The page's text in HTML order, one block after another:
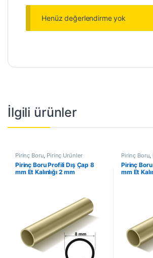
Henüz değerlendirme yok
İlgili ürünler
Pirinç Boru, Pirinç Ürünler
Pirinç Boru Profili Dış Çap 8
mm Et Kalınlığı 2 mm
Pirinç Boru,
Pirinç
mm Et